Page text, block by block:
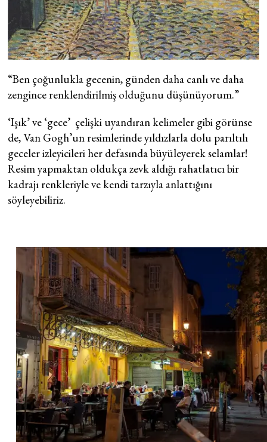
“Ben çoğunlukla gecenin, günden daha canlı ve daha
zengince renklendirilmiş olduğunu düşünüyorum.”
‘Işık’ ve ‘gece’ çelişki uyandıran kelimeler gibi görünse
de, Van Gogh’un resimlerinde yıldızlarla dolu parıltılı
geceler izleyicileri her defasında büyüleyerek selamlar!
Resim yapmaktan oldukça zevk aldığı rahatlatıcı bir
kadrajı renkleriyle ve kendi tarzıyla anlattığını
söyleyebiliriz.